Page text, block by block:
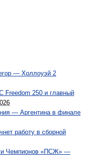
— Холлоуэй 2
Freedom 250 и главный
— Аргентина в финале
работу в сборной
Чемпионов «ПСЖ» —